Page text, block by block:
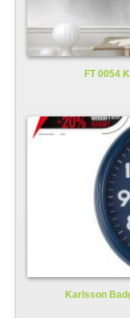
FT 0054
Karlsson